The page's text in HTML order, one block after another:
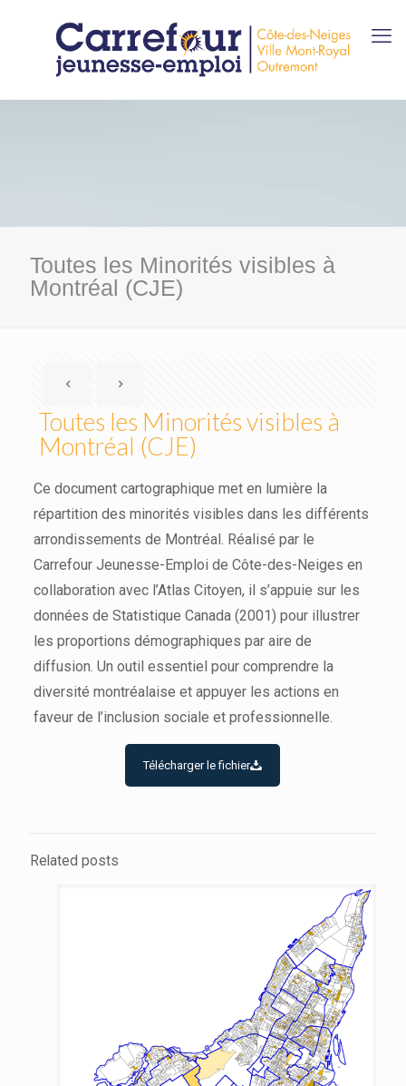
Toutes les Minorités visibles à
Montréal (CJE)
Toutes les Minorités visibles à
Montréal (CJE)
Ce document cartographique met en lumière la
répartition des minorités visibles dans les différents
arrondissements de Montréal. Réalisé par le
Carrefour Jeunesse-Emploi de Côte-des-Neiges en
collaboration avec l’Atlas Citoyen, il s’appuie sur les
données de Statistique Canada (2001) pour illustrer
les proportions démographiques par aire de
diffusion. Un outil essentiel pour comprendre la
diversité montréalaise et appuyer les actions en
faveur de l’inclusion sociale et professionnelle.
Télécharger le fichier
Related posts